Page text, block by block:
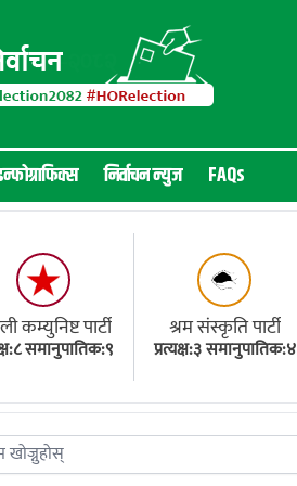
निर्वाचन न्युज FAQs
कम्युनिष्ट पार्टी
समानुपातिक:९
श्रम संस्कृति पार्टी
प्रत्यक्ष:३ समानुपातिक:४